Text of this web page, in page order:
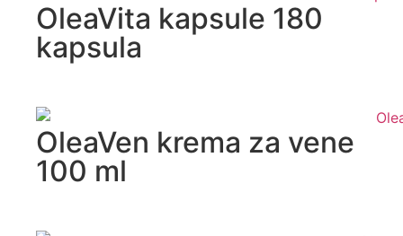
OleaVita kapsule 180
kapsula
OleaVen krema za vene
100 ml